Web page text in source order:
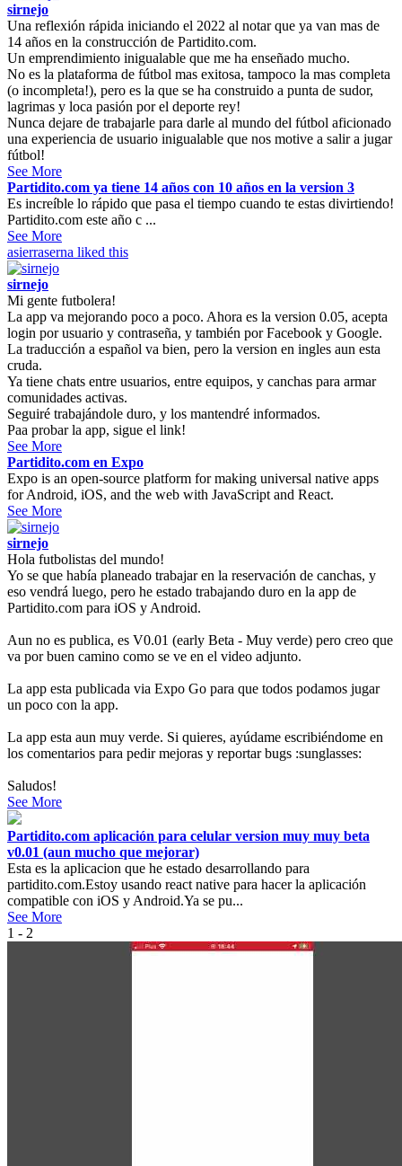
sirnejo
Una reflexión rápida iniciando el 2022 al notar que ya van mas de
14 años en la construcción de Partidito.com.
Un emprendimiento inigualable que me ha enseñado mucho.
No es la plataforma de fútbol mas exitosa, tampoco la mas completa
(o incompleta!), pero es la que se ha construido a punta de sudor,
lagrimas y loca pasión por el deporte rey!
Nunca dejare de trabajarle para darle al mundo del fútbol aficionado
una experiencia de usuario inigualable que nos motive a salir a jugar
fútbol!
See More
Partidito.com ya tiene 14 años con 10 años en la version 3
Es increíble lo rápido que pasa el tiempo cuando te estas divirtiendo!
Partidito.com este año c ...
See More
asierraserna liked this
sirnejo
Mi gente futbolera!
La app va mejorando poco a poco. Ahora es la version 0.05, acepta
login por usuario y contraseña, y también por Facebook y Google.
La traducción a español va bien, pero la version en ingles aun esta
cruda.
Ya tiene chats entre usuarios, entre equipos, y canchas para armar
comunidades activas.
Seguiré trabajándole duro, y los mantendré informados.
Paa probar la app, sigue el link!
See More
Partidito.com en Expo
Expo is an open-source platform for making universal native apps
for Android, iOS, and the web with JavaScript and React.
See More
sirnejo
Hola futbolistas del mundo!
Yo se que había planeado trabajar en la reservación de canchas, y
eso vendrá luego, pero he estado trabajando duro en la app de
Partidito.com para iOS y Android.
Aun no es publica, es V0.01 (early Beta - Muy verde) pero creo que
va por buen camino como se ve en el video adjunto.
La app esta publicada via Expo Go para que todos podamos jugar
un poco con la app.
La app esta aun muy verde. Si quieres, ayúdame escribiéndome en
los comentarios para pedir mejoras y reportar bugs :sunglasses:
Saludos!
See More
Partidito.com aplicación para celular version muy muy beta
v0.01 (aun mucho que mejorar)
Esta es la aplicacion que he estado desarrollando para
partidito.com.Estoy usando react native para hacer la aplicación
compatible con iOS y Android.Ya se pu...
See More
1 - 2